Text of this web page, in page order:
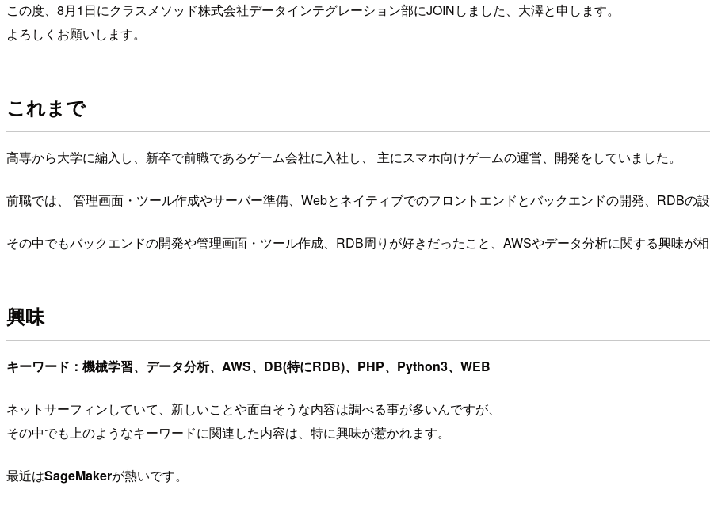
この度、8月1日にクラスメソッド株式会社データインテグレーション部にJOINしました、大澤と申します。
よろしくお願いします。
これまで
高専から大学に編入し、新卒で前職であるゲーム会社に入社し、 主にスマホ向けゲームの運営、開発をしていました。
前職では、 管理画面・ツール作成やサーバー準備、Webとネイティブでのフロントエンドとバックエンドの開発、RDBの
その中でもバックエンドの開発や管理画面・ツール作成、RDB周りが好きだったこと、AWSやデータ分析に関する興味が
興味
キーワード：機械学習、データ分析、AWS、DB(特にRDB)、PHP、Python3、WEB
ネットサーフィンしていて、新しいことや面白そうな内容は調べる事が多いんですが、
その中でも上のようなキーワードに関連した内容は、特に興味が惹かれます。
最近はSageMakerが熱いです。